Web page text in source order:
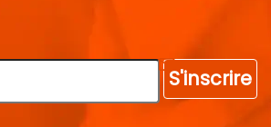
S'inscrire